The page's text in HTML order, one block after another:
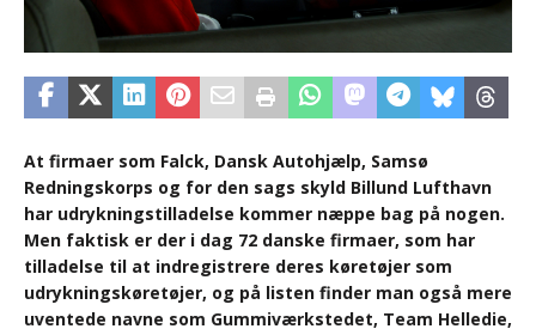
At firmaer som Falck, Dansk Autohjælp, Samsø
Redningskorps og for den sags skyld Billund Lufthavn
har udrykningstilladelse kommer næppe bag på nogen.
Men faktisk er der i dag 72 danske firmaer, som har
tilladelse til at indregistrere deres køretøjer som
udrykningskøretøjer, og på listen finder man også mere
uventede navne som Gummiværkstedet, Team Helledie,